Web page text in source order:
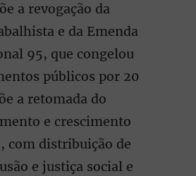
a revogação da
e da Emenda
95, que congelou
públicos por 20
a retomada do
e crescimento
com distribuição de
e justiça social e